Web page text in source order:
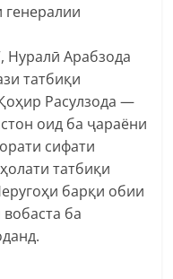
Нуралӣ Арабзода
татбиқи
Расулзода —
оид ба ҷараёни
сифати
татбиқи
барқи обии
ба